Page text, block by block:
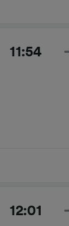
11:54
12:01